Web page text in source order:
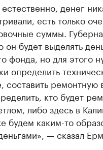
денег
есть только
суммы.
он будет выделять
фонда, но для этого
определить
составить ремонтную
кто будет
либо здесь в
будем каким-то
— сказал